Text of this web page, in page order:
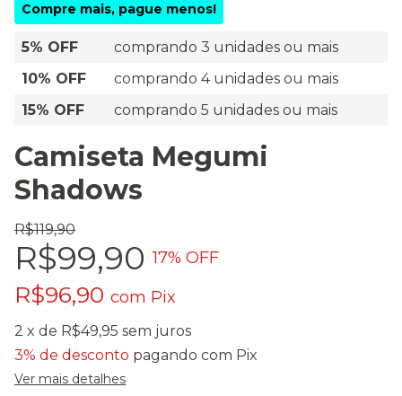
Compre mais, pague menos!
5% OFF
comprando 3 unidades ou mais
10% OFF
comprando 4 unidades ou mais
15% OFF
comprando 5 unidades ou mais
Camiseta Megumi
Shadows
R$119,90
R$99,90 17% OFF
R$96,90 com Pix
2 x de R$49,95 sem juros
3% de desconto pagando com Pix
Ver mais detalhes